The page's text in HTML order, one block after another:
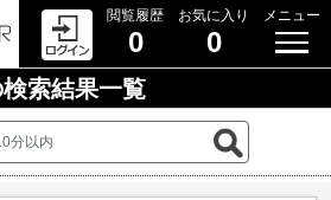
閲覧履歴
0
お気に入り
0
メニュー
索結果一覧